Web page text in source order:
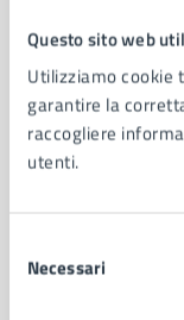
Questo sito web
Utilizziamo cookie
garantire la
raccogliere
utenti.
delNecessari
AMMINISTRAZIONE
Aree amministrative
Organi di governo
Municipalità
Uffici
Personale